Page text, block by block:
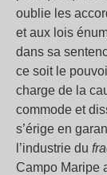
oublie les
et aux lois
dans sa
ce soit le
charge de la
commode et
s’érige en
l’industrie du
Campo Maripe